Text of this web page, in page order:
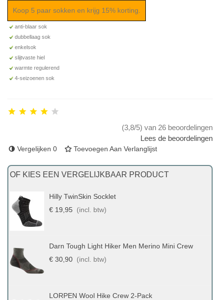
Koop 5 paar sokken en krijg 15% korting.
anti-blaar sok
dubbellaag sok
enkelsok
slijtvaste hiel
warmte regulerend
4-seizoenen sok
(3,8/5) van 26 beoordelingen
Lees de beoordelingen
Vergelijken 0 Toevoegen Aan Verlanglijst
OF KIES EEN VERGELIJKBAAR PRODUCT
Hilly TwinSkin Socklet
€ 19,95
(incl. btw)
Darn Tough Light Hiker Men Merino Mini Crew
€ 30,90 (incl. btw)
LORPEN Wool Hike Crew 2-Pack